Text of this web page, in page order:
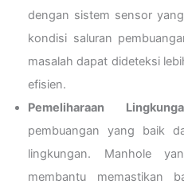
dengan sistem sensor
kondisi saluran
masalah dapat dideteksi
efisien.
Pemeliharaan
pembuangan yang baik
lingkungan. Manhole
membantu memastikan